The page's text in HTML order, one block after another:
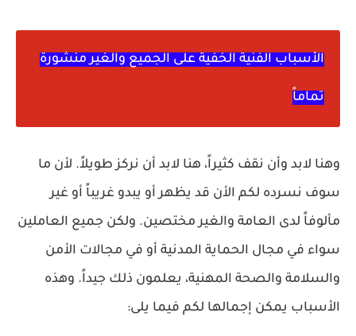
الأسباب الفنية الخفية على الجميع والغير منشورة
تماماً
وهنا لابد وأن نقف كثيراً، هنا لابد أن نركز طويلاً. لأن ما
سوف نسرده لكم الأن قد يظهر أو يبدو غريباً أو غير
مألوفاً لدى العامة والغير مختصين. ولكن جميع العاملين
سواء في مجال الحماية المدنية أو في مجالات الأمن
والسلامة والصحة المهنية، يعلمون ذلك جيداً. وهذه
الأسباب يمكن إجمالها لكم فيما يلى: